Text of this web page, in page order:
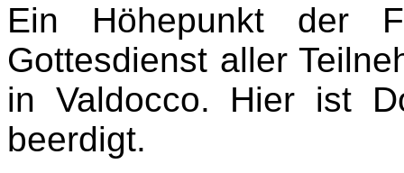
Ein Höhepunkt der
Gottesdienst aller
in Valdocco. Hier ist
beerdigt.